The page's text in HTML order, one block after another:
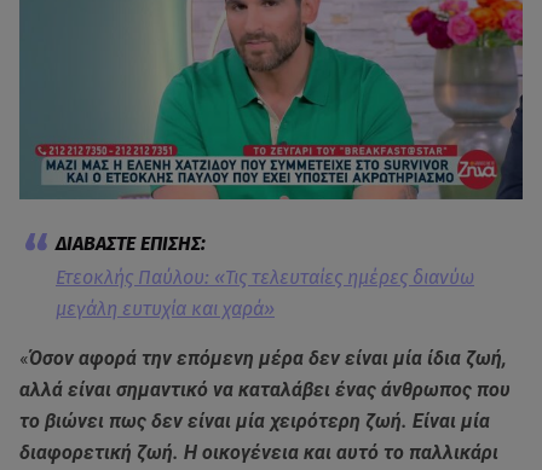
Ετεοκλής Παύλου: «Τις τελευταίες ημέρες διανύω
μεγάλη ευτυχία και χαρά»
«Όσον αφορά την επόμενη μέρα δεν είναι μία ίδια ζωή,
αλλά είναι σημαντικό να καταλάβει ένας άνθρωπος που
το βιώνει πως δεν είναι μία χειρότερη ζωή. Είναι μία
διαφορετική ζωή. Η οικογένεια και αυτό το παλλικάρι